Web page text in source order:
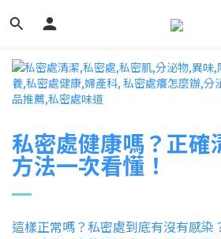
私密處健康嗎？正確
方法一次看懂！
這樣正常嗎？私密處到底有沒有感染